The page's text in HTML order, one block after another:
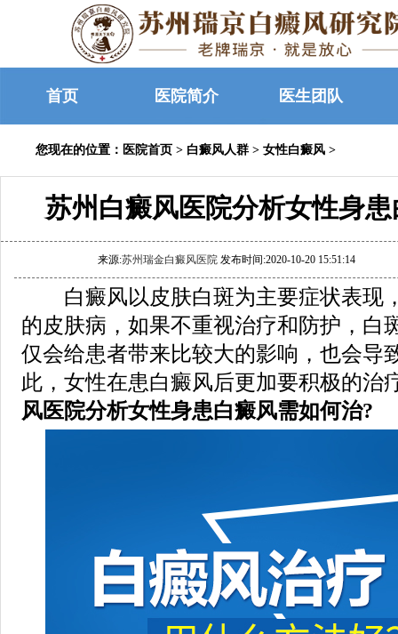
首页 医院简介 医生团队
您现在的位置： 医院首页 > 白癜风人群 > 女性白癜风 >
苏州白癜风医院分析女性身
来源:苏州瑞金白癜风医院 发布时间:2020-10-20 15:51:14
白癜风以皮肤白斑为主要症状表现
的皮肤病，如果不重视治疗和防护，白
仅会给患者带来比较大的影响，也会导
此，女性在患白癜风后更加要积极的治
风医院分析女性身患白癜风需如何治?